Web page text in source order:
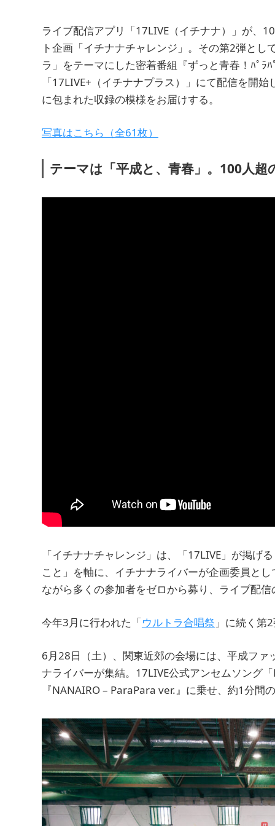
ライブ配信アプリ「17LIVE（イチナナ）」が、
ト企画「イチナナチャレンジ」。その第2弾と
ラ」をテーマにした密着番組『ずっと青春！ﾊﾟ
「17LIVE+（イチナナプラス）」にて配信を開
に包まれた収録の模様をお届けする。
写真はこちら（全61枚）
テーマは「平成と、青春」。100人
「イチナナチャレンジ」は、「17LIVE」が掲げ
こと」を軸に、イチナナライバーが企画委員と
ながら多くの参加者をゼロから募り、ライブ配
今年3月に行われた「ウルトラ合唱祭 」に続く第
6月28日（土）、関東近郊の会場には、平成フ
ナライバーが集結。17LIVE公式アンセムソング
『NANAIRO – ParaPara ver.』に乗せ、約1分間